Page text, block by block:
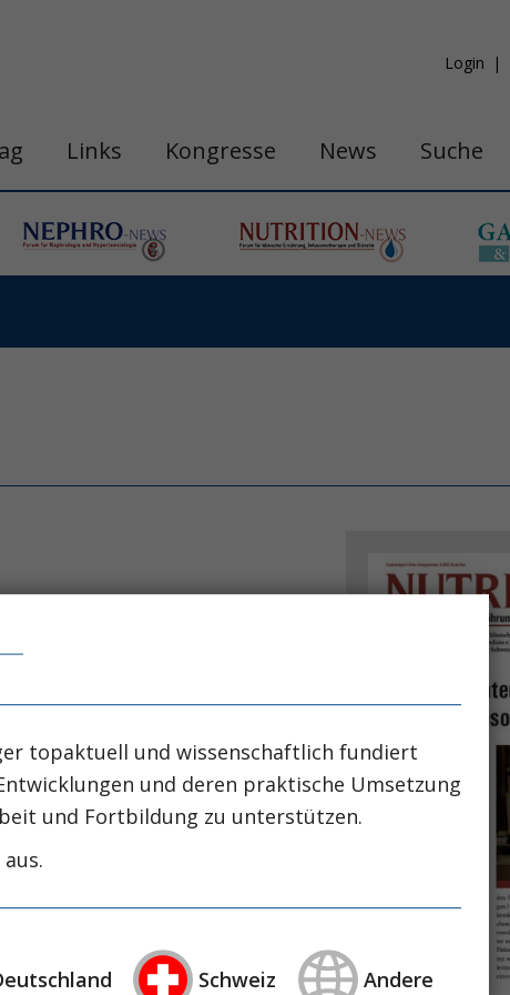
Login
Links Kongresse News Suche
das Outcome und die
topaktuell und wissenschaftlich fundiert
und deren praktische Umsetzung
und Fortbildung zu unterstützen.
Schweiz Andere